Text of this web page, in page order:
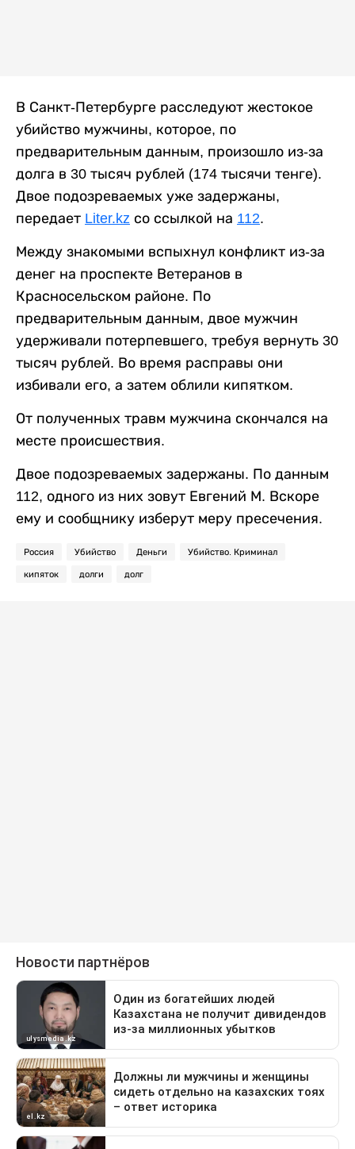
В Санкт-Петербурге расследуют жестокое
убийство мужчины, которое, по
предварительным данным, произошло из-за
долга в 30 тысяч рублей (174 тысячи тенге).
Двое подозреваемых уже задержаны,
передает Liter.kz со ссылкой на 112.
Между знакомыми вспыхнул конфликт из-за
денег на проспекте Ветеранов в
Красносельском районе. По
предварительным данным, двое мужчин
удерживали потерпевшего, требуя вернуть 30
тысяч рублей. Во время расправы они
избивали его, а затем облили кипятком.
От полученных травм мужчина скончался на
месте происшествия.
Двое подозреваемых задержаны. По данным
112, одного из них зовут Евгений М. Вскоре
ему и сообщнику изберут меру пресечения.
Россия Убийство Деньги Убийство. Криминал
кипяток долги долг